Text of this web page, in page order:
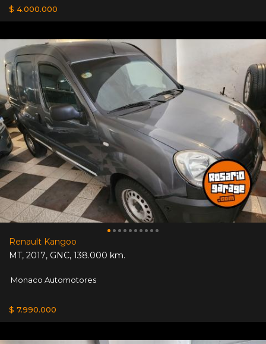
$ 4.000.000
Renault Kangoo
MT, 2017, GNC, 138.000 km.
Monaco Automotores
$ 7.990.000